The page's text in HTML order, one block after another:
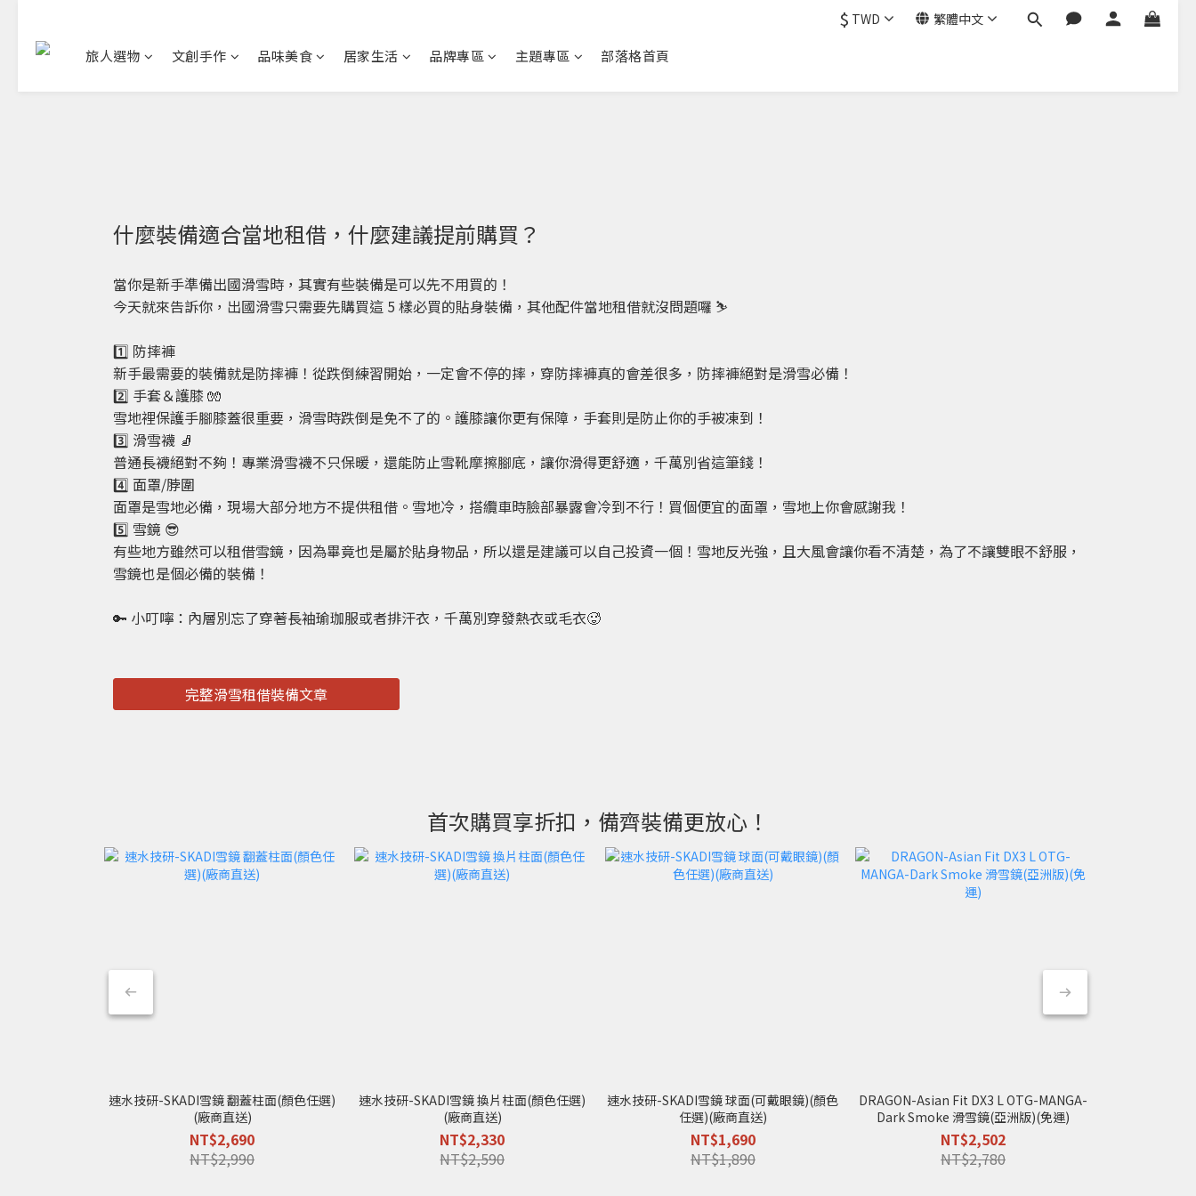
$ TWD 繁體中文
旅人選物 文創手作 品味美食 居家生活 品牌專區 主題專區 部落格首頁
什麼裝備適合當地租借，什麼建議提前購買？
當你是新手準備出國滑雪時，其實有些裝備是可以先不用買的！
今天就來告訴你，出國滑雪只需要先購買這 5 樣必買的貼身裝備，其他配件當地租借就沒問題囉 ⛷️
1️⃣ 防摔褲
新手最需要的裝備就是防摔褲！從跌倒練習開始，一定會不停的摔，穿防摔褲真的會差很多，防摔褲絕對是滑雪必備！
2️⃣ 手套＆護膝 🧤
雪地裡保護手腳膝蓋很重要，滑雪時跌倒是免不了的。護膝讓你更有保障，手套則是防止你的手被凍到！
3️⃣ 滑雪襪 🧦
普通長襪絕對不夠！專業滑雪襪不只保暖，還能防止雪靴摩擦腳底，讓你滑得更舒適，千萬別省這筆錢！
4️⃣ 面罩/脖圍
面罩是雪地必備，現場大部分地方不提供租借。雪地冷，搭纜車時臉部暴露會冷到不行！買個便宜的面罩，雪地上你會感謝我！
5️⃣ 雪鏡 😎
有些地方雖然可以租借雪鏡，因為畢竟也是屬於貼身物品，所以還是建議可以自己投資一個！雪地反光強，且大風會讓你看不清楚，為了不讓雙眼不舒服，
雪鏡也是個必備的裝備！
🔑 小叮嚀：內層別忘了穿著長袖瑜珈服或者排汗衣，千萬別穿發熱衣或毛衣🥵
完整滑雪租借裝備文章
首次購買享折扣，備齊裝備更放心！
速水技研-SKADI雪鏡 翻蓋柱面(顏色任選)
(廠商直送)
NT$2,690
NT$2,990
速水技研-SKADI雪鏡 換片柱面(顏色任選)
(廠商直送)
NT$2,330
NT$2,590
速水技研-SKADI雪鏡 球面(可戴眼鏡)(顏色
任選)(廠商直送)
NT$1,690
NT$1,890
DRAGON-Asian Fit DX3 L OTG-MANGA-
Dark Smoke 滑雪鏡(亞洲版)(免運)
NT$2,502
NT$2,780